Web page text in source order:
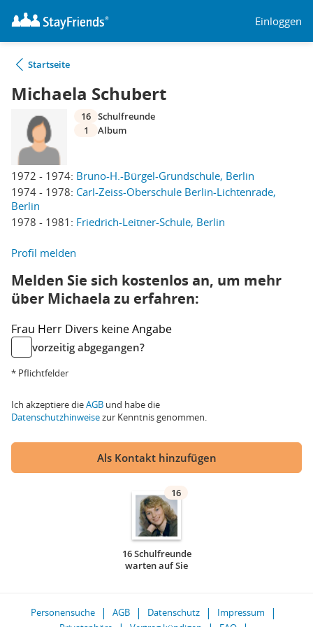
Einloggen
Startseite
Michaela Schubert
1972 - 1974: Bruno-H.-Bürgel-Grundschule, Berlin
1974 - 1978: Carl-Zeiss-Oberschule Berlin-Lichtenrade,
Berlin
1978 - 1981: Friedrich-Leitner-Schule, Berlin
16 Schulfreunde
1
Album
Profil melden
Melden Sie sich kostenlos an, um mehr
über Michaela zu erfahren:
Frau Herr Divers keine Angabe
vorzeitig abgegangen?
* Pflichtfelder
Ich akzeptiere dieAGB und habe die
Datenschutzhinweisezur Kenntnis genommen.
Als Kontakt hinzufügen
16
16 Schulfreunde
warten auf Sie
Personensuche AGB Datenschutz
Impressum